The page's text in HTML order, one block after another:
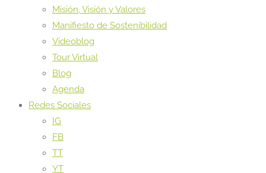
Misión, Visión y Valores
Manifiesto de Sostenibilidad
Videoblog
Tour Virtual
Blog
Agenda
Redes Sociales
IG
FB
TT
YT